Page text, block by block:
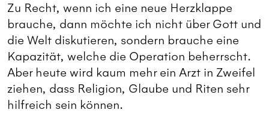
Zu Recht, wenn ich eine neue Herzklappe
brauche, dann möchte ich nicht über Gott und
die Welt diskutieren, sondern brauche eine
Kapazität, welche die Operation beherrscht.
Aber heute wird kaum mehr ein Arzt in Zweifel
ziehen, dass Religion, Glaube und Riten sehr
hilfreich sein können.